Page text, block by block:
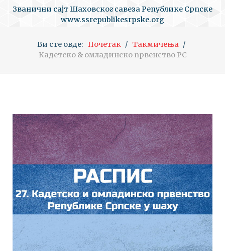
Званични сајт Шаховског савеза Републике Српске
www.ssrepublikesrpske.org
Ви сте овде: Почетак
Такмичења
Кадетско & омладинско првенство РС